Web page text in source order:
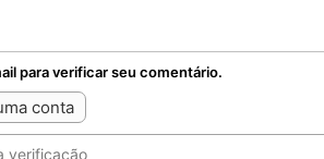
para verificar seu comentário.
conta